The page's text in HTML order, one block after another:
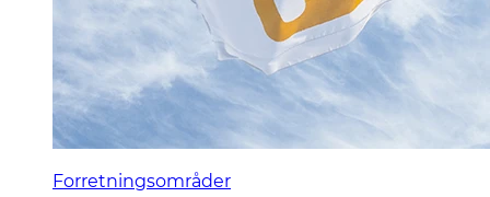
Forretningsområder